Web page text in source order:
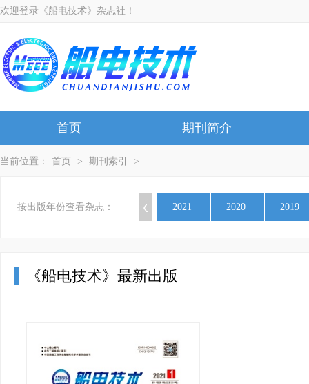
欢迎登录《船电技术》杂志社！
首页 期刊简介
当前位置： 首页 > 期刊索引 >
按出版年份查看杂志： 2021 2020 2019
《船电技术》最新出版